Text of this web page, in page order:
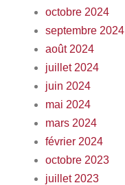
octobre 2024
septembre 2024
août 2024
juillet 2024
juin 2024
mai 2024
mars 2024
février 2024
octobre 2023
juillet 2023